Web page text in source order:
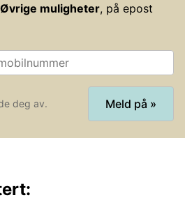
muligheter, på epost
Meld på »
deg av.